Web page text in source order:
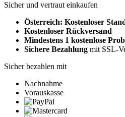
Sicher und vertraut einkaufen
Österreich: Kostenloser
Kostenloser Rückversand
Mindestens 1 kostenlose
Sichere Bezahlung mit SSL-
Sicher bezahlen mit
Nachnahme
Vorauskasse